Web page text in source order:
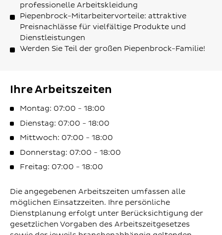
professionelle Arbeitskleidung
Piepenbrock-Mitarbeitervorteile: attraktive
Preisnachlässe für vielfältige Produkte und
Dienstleistungen
Werden Sie Teil der großen Piepenbrock-Familie!
Ihre Arbeitszeiten
Montag: 07:00 - 18:00
Dienstag: 07:00 - 18:00
Mittwoch: 07:00 - 18:00
Donnerstag: 07:00 - 18:00
Freitag: 07:00 - 18:00
Die angegebenen Arbeitszeiten umfassen alle
möglichen Einsatzzeiten. Ihre persönliche
Dienstplanung erfolgt unter Berücksichtigung der
gesetzlichen Vorgaben des Arbeitszeitgesetzes